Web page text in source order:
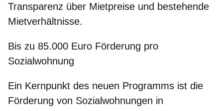
Transparenz über Mietpreise und bestehende
Mietverhältnisse.
Bis zu 85.000 Euro Förderung pro
Sozialwohnung
Ein Kernpunkt des neuen Programms ist die
Förderung von Sozialwohnungen in